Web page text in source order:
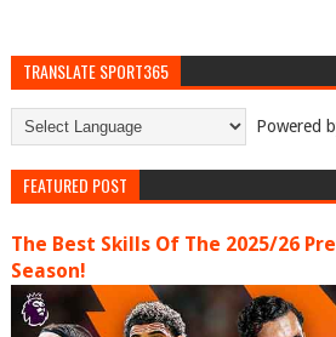
TRANSLATE SPORT365
Powered
FEATURED POST
The Best Skills Of The 2025/26
Season!